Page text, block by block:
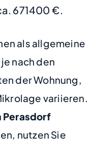
671400 €.
als allgemeine
nach den
der Wohnung,
variieren.
Perasdorf
nutzen Sie